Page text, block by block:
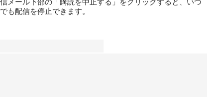
信メール下部の「購読を中止する」をクリックすると、いつ
でも配信を停止できます。